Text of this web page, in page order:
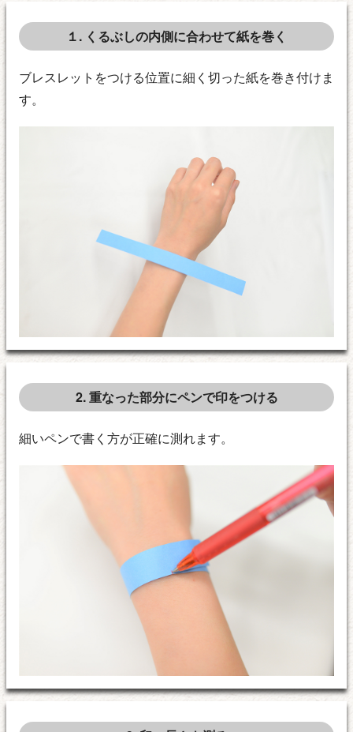
１. くるぶしの内側に合わせて紙を巻く
ブレスレットをつける位置に細く切った紙を巻き付けま
す。
2. 重なった部分にペンで印をつける
細いペンで書く方が正確に測れます。